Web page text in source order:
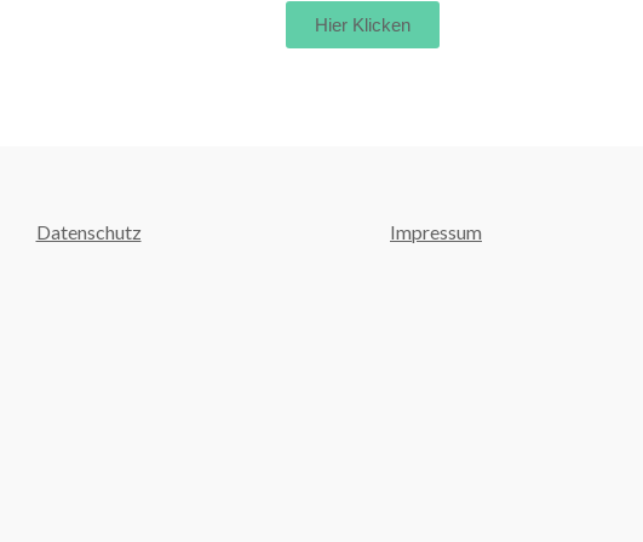
Hier Klicken
Datenschutz Impressum